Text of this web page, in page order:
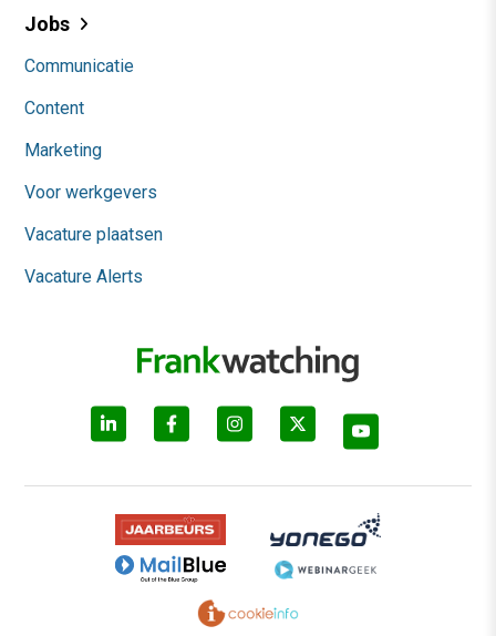
Jobs
Communicatie
Content
Marketing
Voor werkgevers
Vacature plaatsen
Vacature Alerts